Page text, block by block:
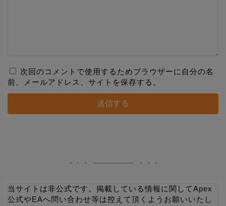
次回のコメントで使用するためブラウザーに自分の名
前、メールアドレス、サイトを保存する。
当サイトは非公式です。掲載している情報に関してApex
公式やEAへ問い合わせ等は控えて頂くようお願いいたし